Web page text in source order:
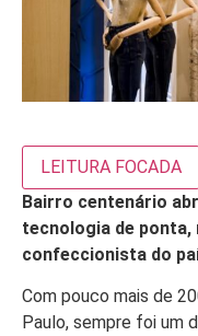
LEITURA FOCADA
Bairro centenário
tecnologia de ponta,
confeccionista do
Com pouco mais de
Paulo, sempre foi um